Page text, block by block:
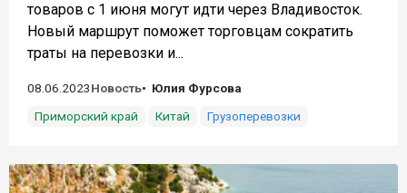
товаров с 1 июня могут идти через Владивосток.
Новый маршрут поможет торговцам сократить
траты на перевозки и...
08.06.2023Новость
Юлия Фурсова
Приморский край
Китай Грузоперевозки